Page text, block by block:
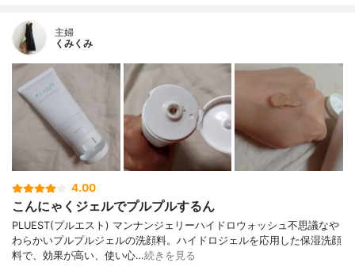
主婦
くみくみ
4.00
こんにゃくジェルでプルプルするん
PLUEST(プルエスト) マンナンジェリーハイドロウォッシュ不思議なや
わらかいプルプルジェルの洗顔料。ハイドロジェルを応用した保湿洗顔
料で、効果が高い、使い心…続きを見る